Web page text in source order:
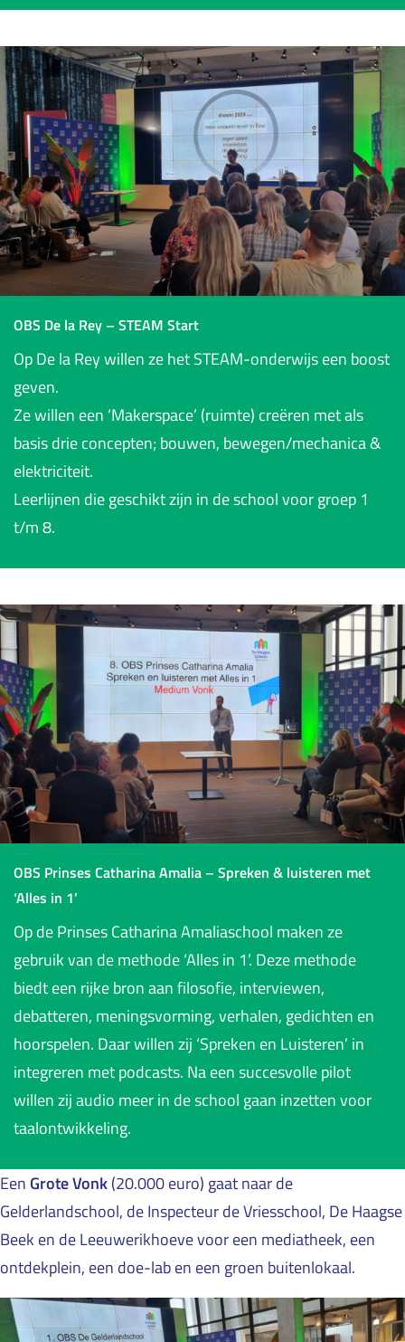
OBS De la Rey – STEAM Start
Op De la Rey willen ze het STEAM-onderwijs een boost
geven.
Ze willen een ‘Makerspace’ (ruimte) creëren met als
basis drie concepten; bouwen, bewegen/mechanica &
elektriciteit.
Leerlijnen die geschikt zijn in de school voor groep 1
t/m 8.
OBS Prinses Catharina Amalia – Spreken & luisteren met
‘Alles in 1’
Op de Prinses Catharina Amaliaschool maken ze
gebruik van de methode ‘Alles in 1’. Deze methode
biedt een rijke bron aan filosofie, interviewen,
debatteren, meningsvorming, verhalen, gedichten en
hoorspelen. Daar willen zij ‘Spreken en Luisteren’ in
integreren met podcasts. Na een succesvolle pilot
willen zij audio meer in de school gaan inzetten voor
taalontwikkeling.
Een Grote Vonk(20.000 euro) gaat naar de
Gelderlandschool, de Inspecteur de Vriesschool, De Haagse
Beek en de Leeuwerikhoeve voor een mediatheek, een
ontdekplein, een doe-lab en een groen buitenlokaal.